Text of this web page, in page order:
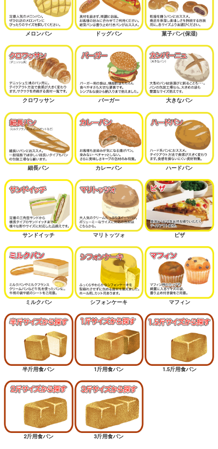
メロンパン ドッグパン 菓子パン(保湿)
クロワッサン バーガー 大きなパン
細長パン カレーパン ハードパン
サンドイッチ マリトッツォ ピザ
ミルクパン シフォンケーキ マフィン
半斤用食パン 1斤用食パン 1.5斤用食パン
2斤用食パン 3斤用食パン